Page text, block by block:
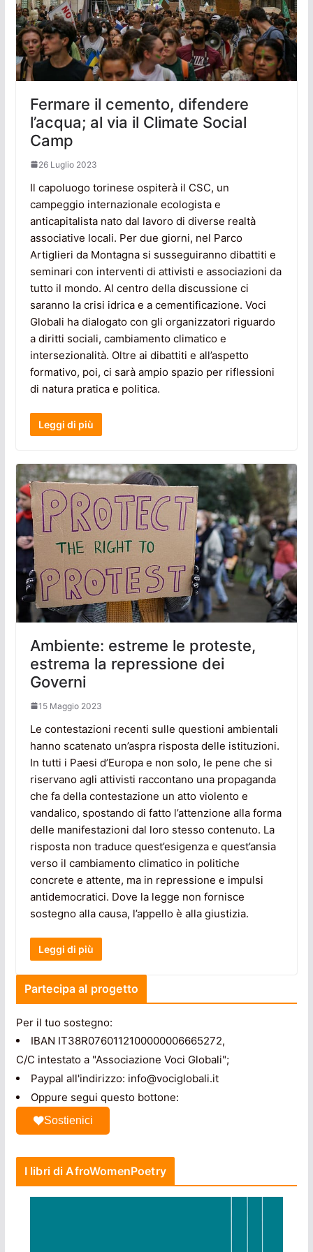
Fermare il cemento, difendere
l’acqua; al via il Climate Social
Camp
26 Luglio 2023
Il capoluogo torinese ospiterà il CSC, un
campeggio internazionale ecologista e
anticapitalista nato dal lavoro di diverse realtà
associative locali. Per due giorni, nel Parco
Artiglieri da Montagna si susseguiranno dibattiti e
seminari con interventi di attivisti e associazioni da
tutto il mondo. Al centro della discussione ci
saranno la crisi idrica e a cementificazione. Voci
Globali ha dialogato con gli organizzatori riguardo
a diritti sociali, cambiamento climatico e
intersezionalità. Oltre ai dibattiti e all’aspetto
formativo, poi, ci sarà ampio spazio per riflessioni
di natura pratica e politica.
Leggi di più
Ambiente: estreme le proteste,
estrema la repressione dei
Governi
15 Maggio 2023
Le contestazioni recenti sulle questioni ambientali
hanno scatenato un’aspra risposta delle istituzioni.
In tutti i Paesi d’Europa e non solo, le pene che si
riservano agli attivisti raccontano una propaganda
che fa della contestazione un atto violento e
vandalico, spostando di fatto l’attenzione alla forma
delle manifestazioni dal loro stesso contenuto. La
risposta non traduce quest’esigenza e quest’ansia
verso il cambiamento climatico in politiche
concrete e attente, ma in repressione e impulsi
antidemocratici. Dove la legge non fornisce
sostegno alla causa, l’appello è alla giustizia.
Leggi di più
Partecipa al progetto
Per il tuo sostegno:
IBAN IT38R0760112100000006665272,
C/C intestato a "Associazione Voci Globali";
Paypal all'indirizzo: info@vociglobali.it
Oppure segui questo bottone:
Sostienici
I libri di AfroWomenPoetry